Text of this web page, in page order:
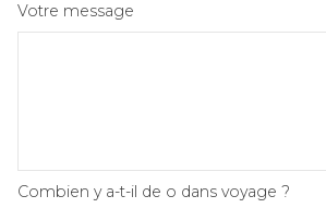
Votre message
Combien y a-t-il de o dans voyage ?